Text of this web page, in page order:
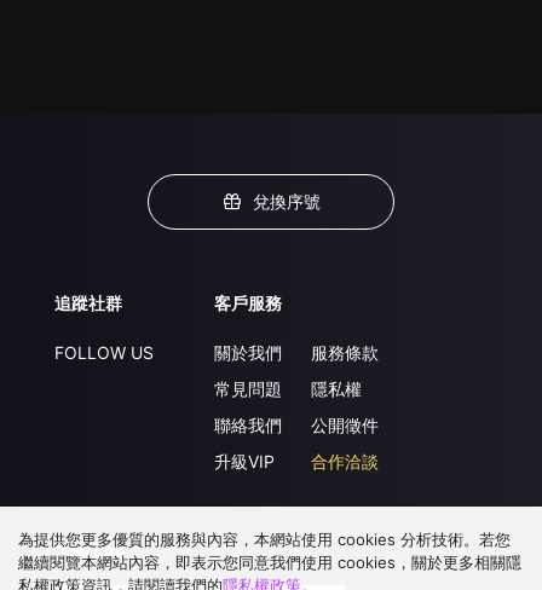
兌換序號
追蹤社群
FOLLOW US
客戶服務
關於我們
常見問題
聯絡我們
升級VIP
服務條款
隱私權
公開徵件
合作洽談
下載 APP
為提供您更多優質的服務與內容，本網站使用 cookies 分析技術。若您
繼續閱覽本網站內容，即表示您同意我們使用 cookies，關於更多相關隱
私權政策資訊，請閱讀我們的隱私權政策。